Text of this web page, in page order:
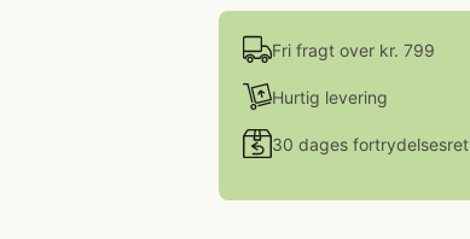
Fri fragt over kr. 799
Hurtig levering
30 dages fortrydelsesret